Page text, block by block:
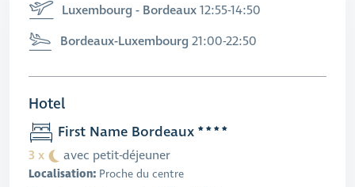
Luxembourg - Bordeaux12:55-14:50
Bordeaux-Luxembourg 21:00-22:50
Hotel
First Name Bordeaux
3 x avec petit-déjeuner
Localisation: Proche du centre